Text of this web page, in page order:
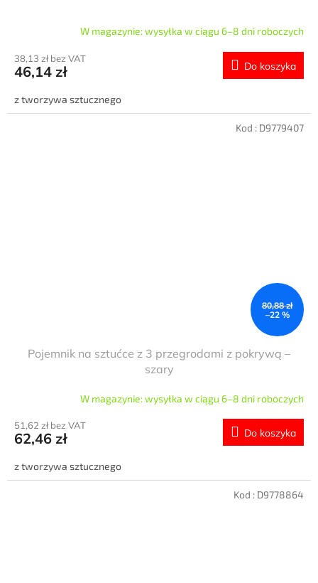
W magazynie: wysyłka w ciągu 6–8 dni roboczych
38,13 zł bez VAT
46,14 zł Do koszyka
z tworzywa sztucznego
80,88 zł
–22 %
Pojemnik na sztućce z 3 przegrodami z pokrywą –
szary
W magazynie: wysyłka w ciągu 6–8 dni roboczych
51,62 zł bez VAT
62,46 zł Do koszyka
z tworzywa sztucznego
Kod : D9779407
Kod : D9778864